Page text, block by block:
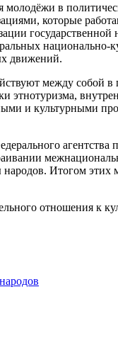
молодёжи в
которые
движений.
между
этнотуризма,
и культурными
Итогом
отношения к